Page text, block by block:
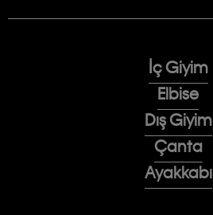
İç Giyim
Elbise
Dış Giyim
Çanta
Ayakkabı